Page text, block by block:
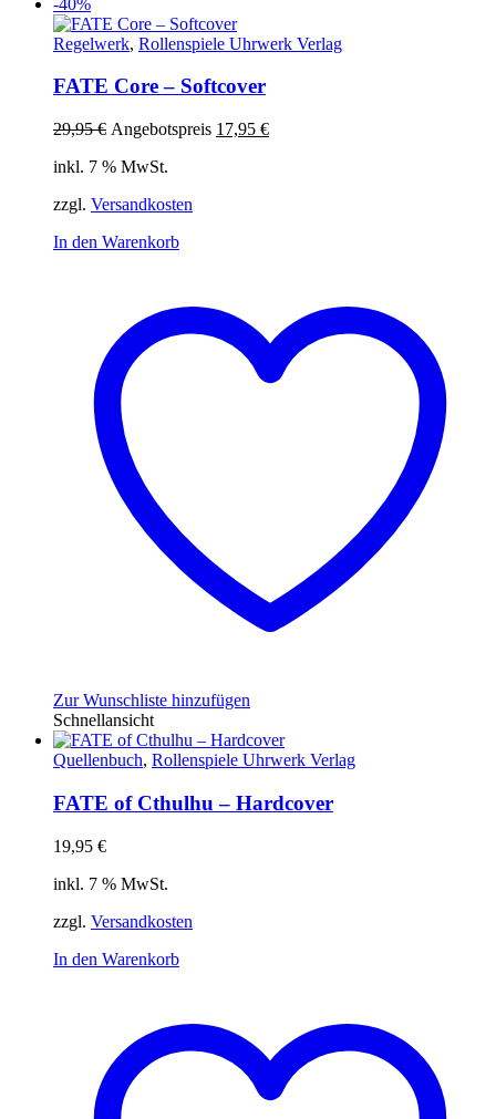
Regelwerk, Rollenspiele Uhrwerk Verlag
FATE Core – Softcover
29,95€ Ursprünglicher
war:
Angebotspreis 17,95 €Aktueller
inkl. 7 % MwSt.
zzgl. Versandkosten
In den Warenkorb
Zur Wunschliste hinzufügen
Schnellansicht
Quellenbuch, Rollenspiele Uhrwerk Verlag
FATE of Cthulhu – Hardcover
19,95 €
inkl. 7 % MwSt.
zzgl. Versandkosten
In den Warenkorb